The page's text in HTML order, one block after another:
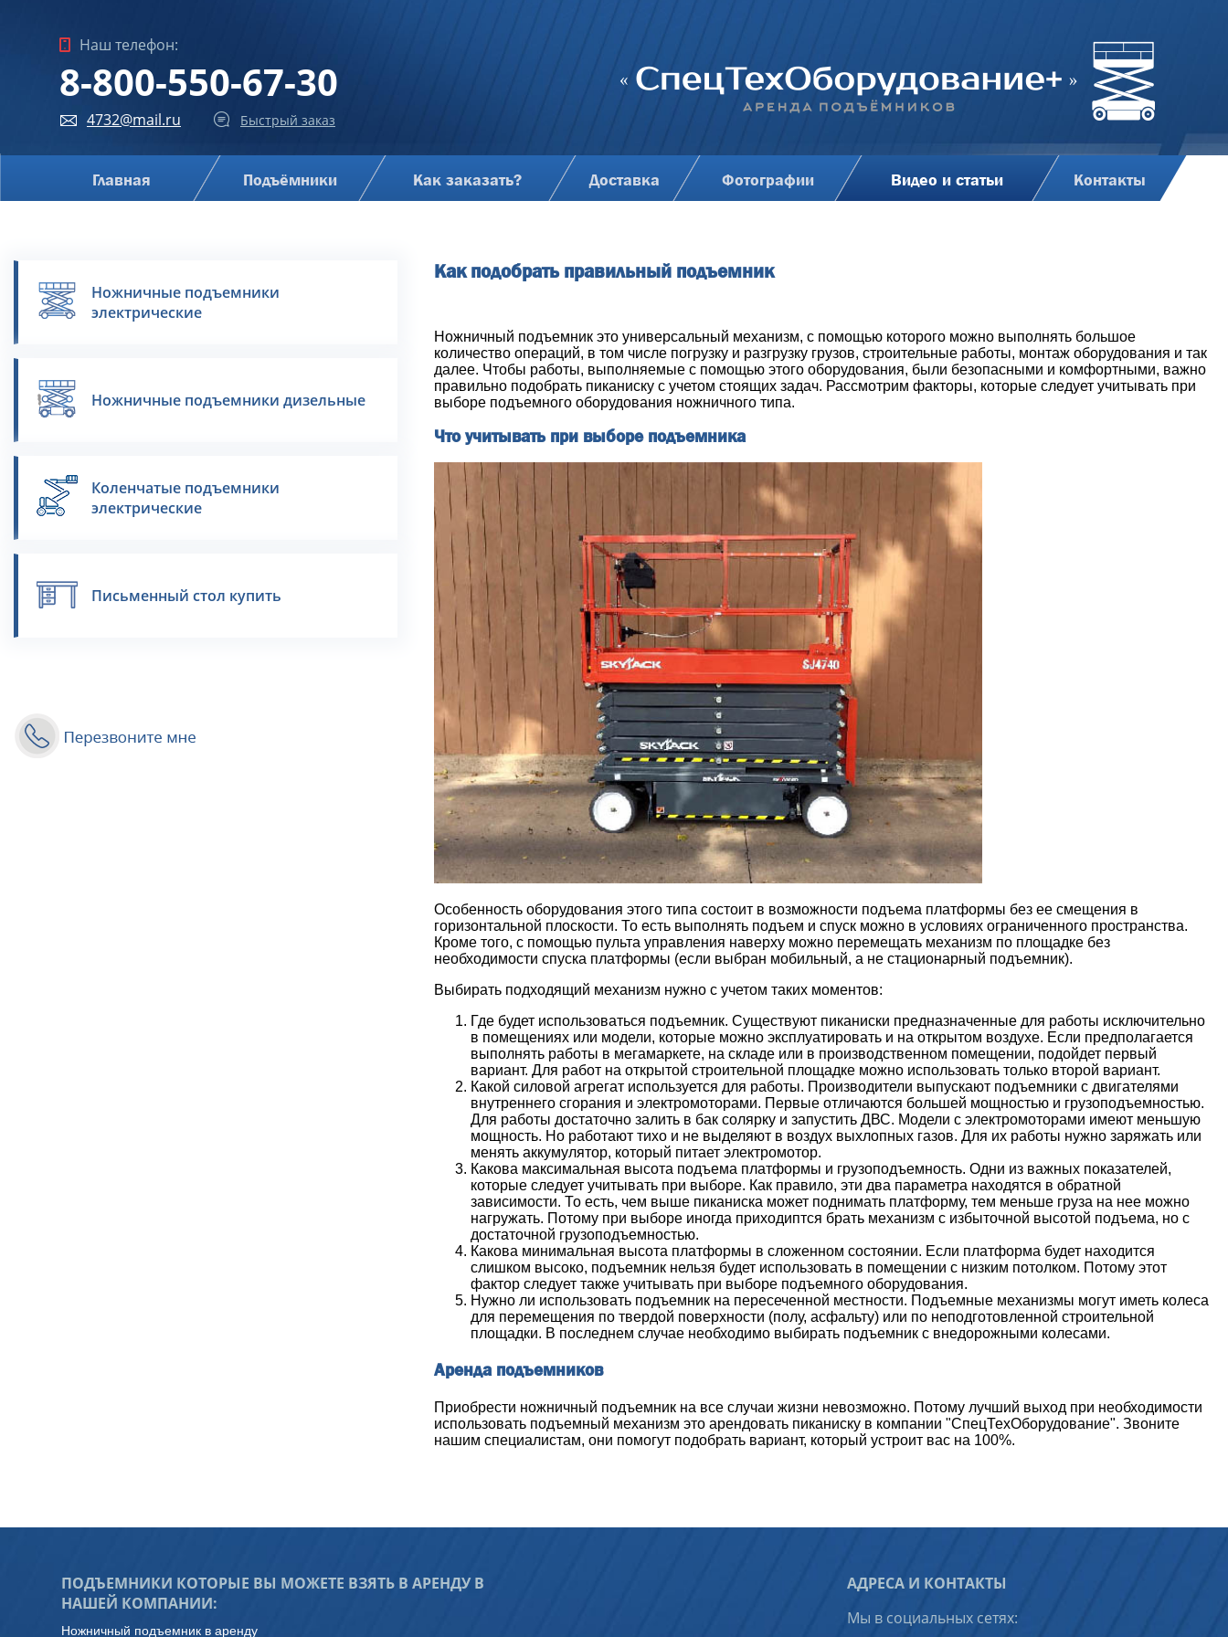
Наш телефон:
8-800-550-67-30
4732@mail.ru Быстрый заказ
Главная Подъёмники Как заказать? Доставка Фотографии Видео и статьи Контакты
Ножничные подъемники
электрические
Ножничные подъемники дизельные
Коленчатые подъемники
электрические
Письменный стол купить
Как подобрать правильный подъемник
Ножничный подъемник это универсальный механизм, с помощью которого можно выполнять большое
количество операций, в том числе погрузку и разгрузку грузов, строительные работы, монтаж оборудования и так
далее. Чтобы работы, выполняемые с помощью этого оборудования, были безопасными и комфортными, важно
правильно подобрать пиканиску с учетом стоящих задач. Рассмотрим факторы, которые следует учитывать при
выборе подъемного оборудования ножничного типа.
Что учитывать при выборе подъемника
Особенность оборудования этого типа состоит в возможности подъема платформы без ее смещения в
горизонтальной плоскости. То есть выполнять подъем и спуск можно в условиях ограниченного пространства.
Кроме того, с помощью пульта управления наверху можно перемещать механизм по площадке без
необходимости спуска платформы (если выбран мобильный, а не стационарный подъемник).
Выбирать подходящий механизм нужно с учетом таких моментов:
Где будет использоваться подъемник. Существуют пиканиски предназначенные для работы исключительно
в помещениях или модели, которые можно эксплуатировать и на открытом воздухе. Если предполагается
выполнять работы в мегамаркете, на складе или в производственном помещении, подойдет первый
вариант. Для работ на открытой строительной площадке можно использовать только второй вариант.
Какой силовой агрегат используется для работы. Производители выпускают подъемники с двигателями
внутреннего сгорания и электромоторами. Первые отличаются большей мощностью и грузоподъемностью.
Для работы достаточно залить в бак солярку и запустить ДВС. Модели с электромоторами имеют меньшую
мощность. Но работают тихо и не выделяют в воздух выхлопных газов. Для их работы нужно заряжать или
менять аккумулятор, который питает электромотор.
Какова максимальная высота подъема платформы и грузоподъемность. Одни из важных показателей,
которые следует учитывать при выборе. Как правило, эти два параметра находятся в обратной
зависимости. То есть, чем выше пиканиска может поднимать платформу, тем меньше груза на нее можно
нагружать. Потому при выборе иногда приходиптся брать механизм с избыточной высотой подъема, но с
достаточной грузоподъемностью.
Какова минимальная высота платформы в сложенном состоянии. Если платформа будет находится
слишком высоко, подъемник нельзя будет использовать в помещении с низким потолком. Потому этот
фактор следует также учитывать при выборе подъемного оборудования.
Нужно ли использовать подъемник на пересеченной местности. Подъемные механизмы могут иметь колеса
для перемещения по твердой поверхности (полу, асфальту) или по неподготовленной строительной
площадки. В последнем случае необходимо выбирать подъемник с внедорожными колесами.
Аренда подъемников
Приобрести ножничный подъемник на все случаи жизни невозможно. Потому лучший выход при необходимости
использовать подъемный механизм это арендовать пиканиску в компании "СпецТехОборудование". Звоните
нашим специалистам, они помогут подобрать вариант, который устроит вас на 100%.
АДРЕСА И КОНТАКТЫ
Мы в социальных сетях:
ПОДЪЕМНИКИ КОТОРЫЕ ВЫ МОЖЕТЕ ВЗЯТЬ В АРЕНДУ В
НАШЕЙ КОМПАНИИ:
Ножничный подъемник в аренду